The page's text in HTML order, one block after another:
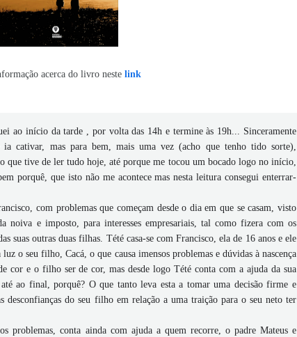
acerca do livro neste link
ao início da tarde , por volta das 14h e termine às 19h... Sinceramente
cativar, mas para bem, mais uma vez (acho que tenho tido sorte),
que tive de ler tudo hoje, até porque me tocou um bocado logo no início,
porquê, que isto não me acontece mas nesta leitura consegui enterrar-
com problemas que começam desde o dia em que se casam, visto
noiva e imposto, para interesses empresariais, tal como fizera com os
suas outras duas filhas. Tété casa-se com Francisco, ela de 16 anos e ele
o seu filho, Cacá, o que causa imensos problemas e dúvidas à nascença
cor e o filho ser de cor, mas desde logo Tété conta com a ajuda da sua
ao final, porquê? O que tanto leva esta a tomar uma decisão firme e
desconfianças do seu filho em relação a uma traição para o seu neto ter
problemas, conta ainda com ajuda a quem recorre, o padre Mateus e